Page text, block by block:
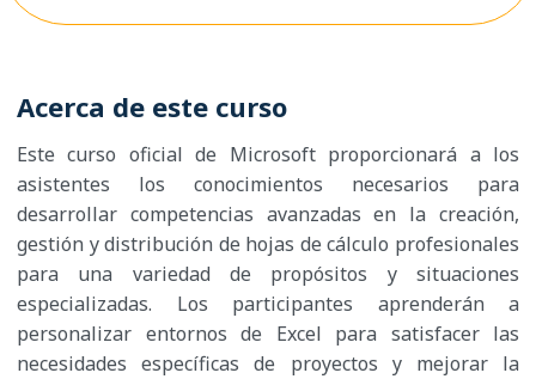
Acerca de este curso
Este curso oficial de Microsoft proporcionará a los
asistentes los conocimientos necesarios para
desarrollar competencias avanzadas en la creación,
gestión y distribución de hojas de cálculo profesionales
para una variedad de propósitos y situaciones
especializadas. Los participantes aprenderán a
personalizar entornos de Excel para satisfacer las
necesidades específicas de proyectos y mejorar la